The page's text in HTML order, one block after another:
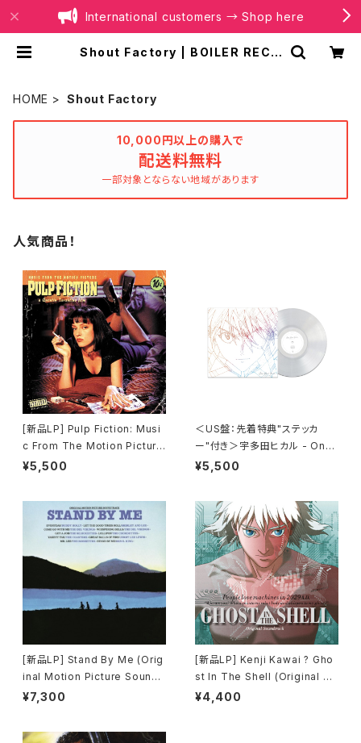
International customers → Shop here
Shout Factory | BOILER RECO
HOME Shout Factory
10,000円以上の購入で
配送料無料
一部対象とならない地域があります
人気商品！
[新品LP] Pulp Fiction: Musi
c From The Motion Picture
(180g) / パルプ・フィクション
¥5,500
＜US盤：先着特典"ステッカ
ー"付き＞宇多田ヒカル - One
Last Kiss (US Clear Vinyl)
¥5,500
[新品LP] Stand By Me (Orig
inal Motion Picture Soundt
rack) / スタンド・バイ・ミー
¥7,300
[新品LP] Kenji Kawai ? Gho
st In The Shell (Original So
undtrack) / GHOST IN THE
¥4,400